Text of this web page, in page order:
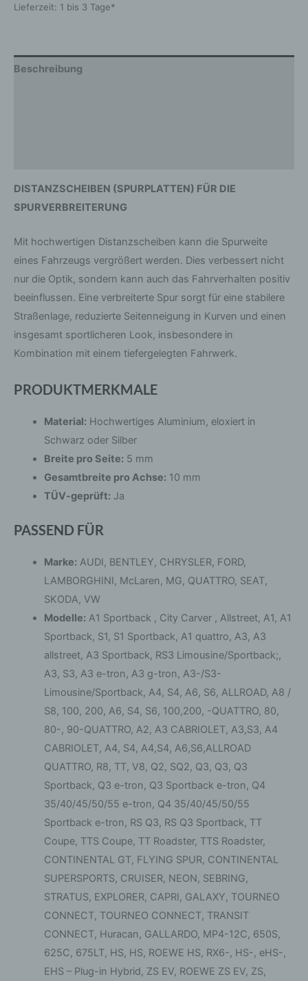
Lieferzeit: 1 bis 3 Tage*
Beschreibung
DISTANZSCHEIBEN (SPURPLATTEN) FÜR DIE
SPURVERBREITERUNG
Mit hochwertigen Distanzscheiben kann die Spurweite
eines Fahrzeugs vergrößert werden. Dies verbessert nicht
nur die Optik, sondern kann auch das Fahrverhalten positiv
beeinflussen. Eine verbreiterte Spur sorgt für eine stabilere
Straßenlage, reduzierte Seitenneigung in Kurven und einen
insgesamt sportlicheren Look, insbesondere in
Kombination mit einem tiefergelegten Fahrwerk.
PRODUKTMERKMALE
Material: Hochwertiges Aluminium, eloxiert in
Schwarz oder Silber
Breite pro Seite: 5 mm
Gesamtbreite pro Achse: 10 mm
TÜV-geprüft: Ja
PASSEND FÜR
Marke: AUDI, BENTLEY, CHRYSLER, FORD,
LAMBORGHINI, McLaren, MG, QUATTRO, SEAT,
SKODA, VW
Modelle: A1 Sportback , City Carver , Allstreet, A1, A1
Sportback, S1, S1 Sportback, A1 quattro, A3, A3
allstreet, A3 Sportback, RS3 Limousine/Sportback;,
A3, S3, A3 e-tron, A3 g-tron, A3-/S3-
Limousine/Sportback, A4, S4, A6, S6, ALLROAD, A8 /
S8, 100, 200, A6, S4, S6, 100,200, -QUATTRO, 80,
80-, 90-QUATTRO, A2, A3 CABRIOLET, A3,S3, A4
CABRIOLET, A4, S4, A4,S4, A6,S6,ALLROAD
QUATTRO, R8, TT, V8, Q2, SQ2, Q3, Q3, Q3
Sportback, Q3 e-tron, Q3 Sportback e-tron, Q4
35/40/45/50/55 e-tron, Q4 35/40/45/50/55
Sportback e-tron, RS Q3, RS Q3 Sportback, TT
Coupe, TTS Coupe, TT Roadster, TTS Roadster,
CONTINENTAL GT, FLYING SPUR, CONTINENTAL
SUPERSPORTS, CRUISER, NEON, SEBRING,
STRATUS, EXPLORER, CAPRI, GALAXY, TOURNEO
CONNECT, TOURNEO CONNECT, TRANSIT
CONNECT, Huracan, GALLARDO, MP4-12C, 650S,
625C, 675LT, HS, HS, ROEWE HS, RX6-, HS-, eHS-,
EHS – Plug-in Hybrid, ZS EV, ROEWE ZS EV, ZS,